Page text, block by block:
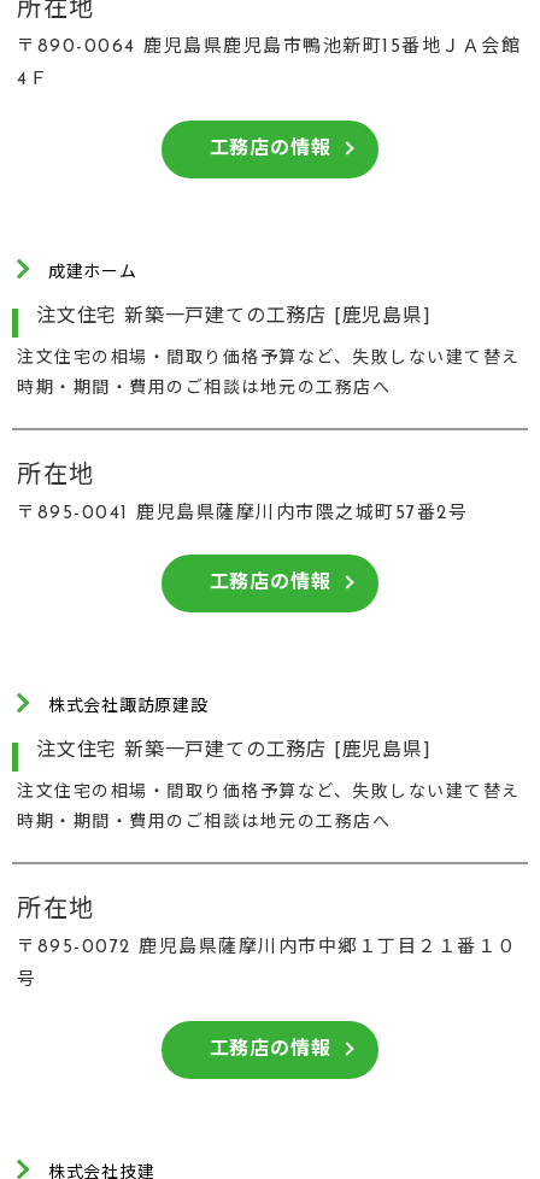
所在地
〒890-0064 鹿児島県鹿児島市鴨池新町15番地ＪＡ会館
4Ｆ
工務店の情報
成建ホーム
注文住宅 新築一戸建ての工務店 [鹿児島県]
注文住宅の相場・間取り価格予算など、失敗しない建て替え
時期・期間・費用のご相談は地元の工務店へ
所在地
〒895-0041 鹿児島県薩摩川内市隈之城町57番2号
工務店の情報
株式会社諏訪原建設
注文住宅 新築一戸建ての工務店 [鹿児島県]
注文住宅の相場・間取り価格予算など、失敗しない建て替え
時期・期間・費用のご相談は地元の工務店へ
所在地
〒895-0072 鹿児島県薩摩川内市中郷１丁目２１番１０
号
工務店の情報
株式会社技建